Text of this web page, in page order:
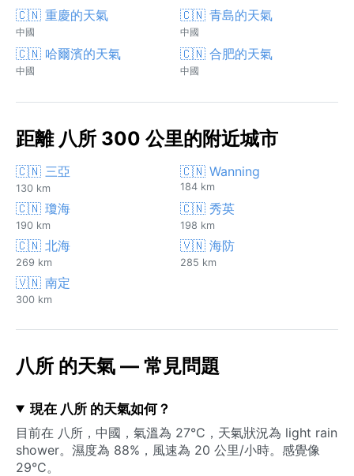
🇨🇳 重慶的天氣
中國
🇨🇳 青島的天氣
中國
🇨🇳 哈爾濱的天氣
中國
🇨🇳 合肥的天氣
中國
距離 八所 300 公里的附近城市
🇨🇳 三亞
130 km
🇨🇳 Wanning
184 km
🇨🇳 瓊海
190 km
🇨🇳 秀英
198 km
🇨🇳 北海
269 km
🇻🇳 海防
285 km
🇻🇳 南定
300 km
八所 的天氣 — 常見問題
現在 八所 的天氣如何？
目前在 八所，中國，氣溫為 27°C，天氣狀況為 light rain
shower。濕度為 88%，風速為 20 公里/小時。感覺像
29°C。